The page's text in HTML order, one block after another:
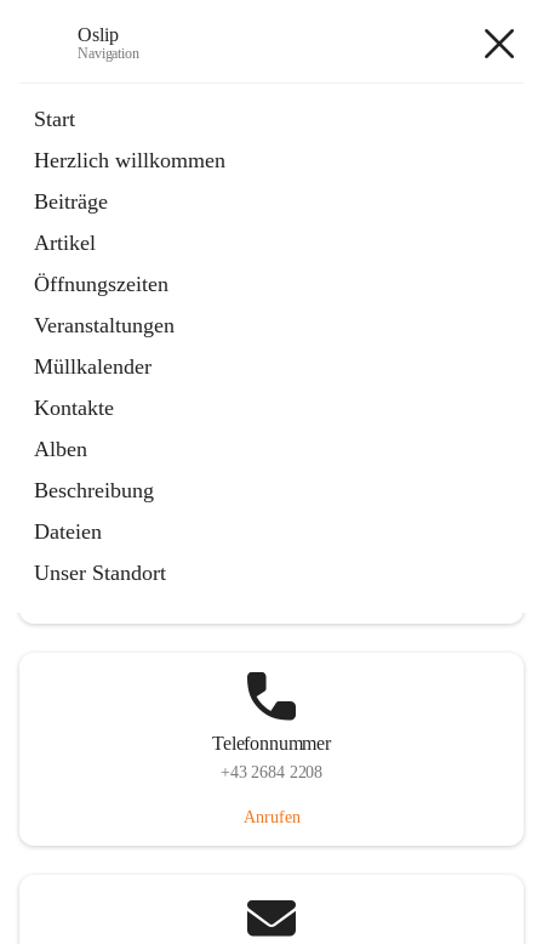
Oslip
Navigation
Start
Herzlich willkommen
Beiträge
Artikel
Öffnungszeiten
Veranstaltungen
Müllkalender
Kontakte
Alben
Beschreibung
Dateien
Unser Standort
Externe Webseite
in
Tab
Bundeskanzleramt Österreich
Externe Webseite
öffnet
in
neuem
Tab
Telefonnummer
+43 2684 2208
Anrufen